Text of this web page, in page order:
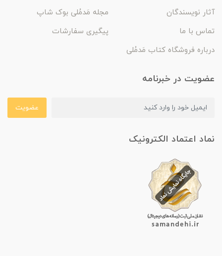
آثار نویسندگان
مجله مَدمُلی بوک شاپ
تماس با ما
پیگیری سفارشات
درباره فروشگاه کتاب مَدمُلی
عضویت در خبرنامه
عضویت
نماد اعتماد الکترونیک